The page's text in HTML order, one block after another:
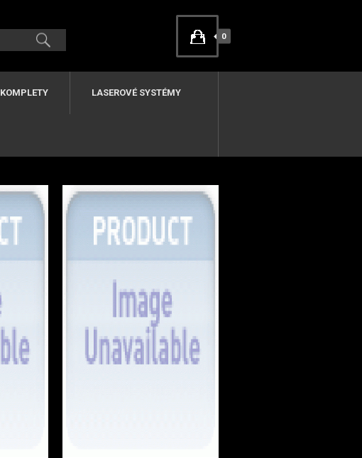
0
KOMPLETY LASEROVÉ SYSTÉMY